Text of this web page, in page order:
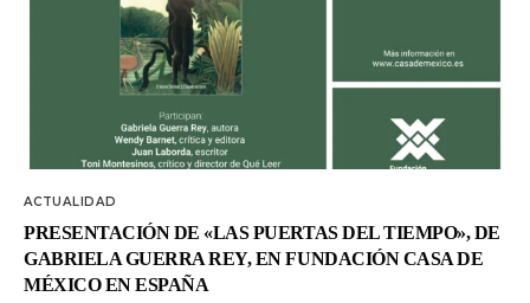
ACTUALIDAD
PRESENTACIÓN DE «LAS PUERTAS DEL TIEMPO», DE
GABRIELA GUERRA REY, EN FUNDACIÓN CASA DE
MÉXICO EN ESPAÑA